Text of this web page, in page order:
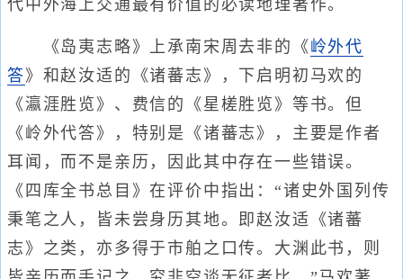
代中外海上交通最有价值的必读地理著作。
《岛夷志略》上承南宋周去非的《 岭外代
答》和赵汝适的《诸蕃志》，下启明初马欢的
《瀛涯胜览》、费信的《星槎胜览》等书。但
《岭外代答》，特别是《诸蕃志》，主要是作者
耳闻，而不是亲历，因此其中存在一些错误。
《四库全书总目》在评价中指出：“诸史外国列传
秉笔之人，皆未尝身历其地。即赵汝适《诸蕃
志》之类，亦多得于市舶之口传。大渊此书，则